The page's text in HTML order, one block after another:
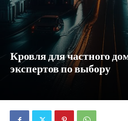
Кровля для частного
экспертов по выбору